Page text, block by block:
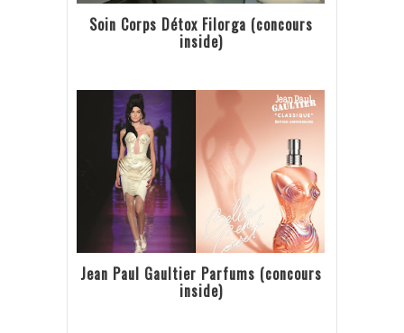
Soin Corps Détox Filorga (concours
inside)
Jean Paul Gaultier Parfums (concours
inside)